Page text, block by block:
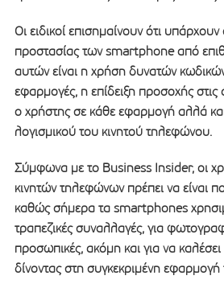
Οι ειδικοί επισημαίνουν ότι
προστασίας των smartphone από
αυτών είναι η χρήση δυνατών κωδικών
εφαρμογές, η επίδειξη προσοχής
ο χρήστης σε κάθε εφαρμογή αλλά
λογισμικού του κινητού τηλεφώνου.
Σύμφωνα με το Business Insider, οι
κινητών τηλεφώνων πρέπει να είναι
καθώς σήμερα τα smartphones
τραπεζικές συναλλαγές, για
προσωπικές, ακόμη και για να καλέσει
δίνοντας στη συγκεκριμένη